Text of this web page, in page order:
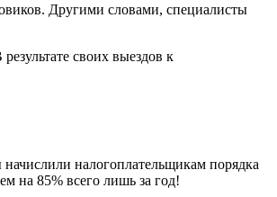
Другими словами, специалисты
своих выездов к
налогоплательщикам порядка
на 85% всего лишь за год!